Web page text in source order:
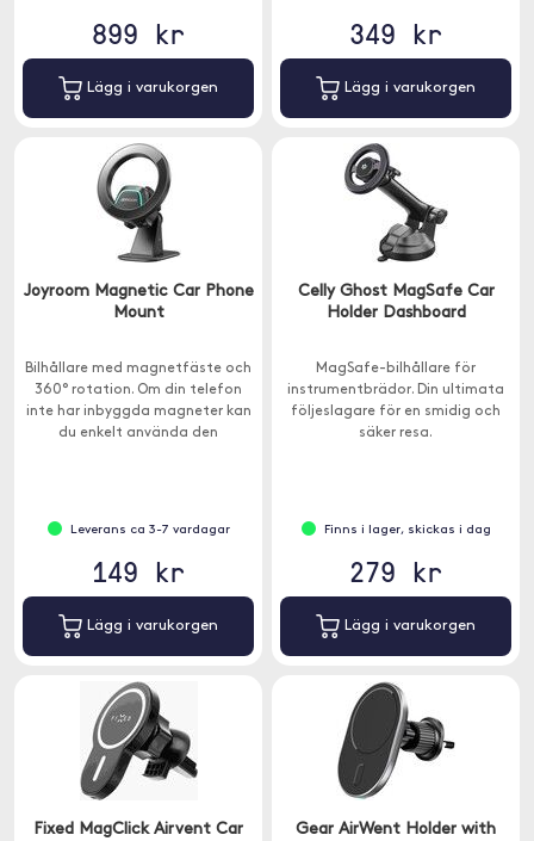
899 kr
Lägg i varukorgen
349 kr
Lägg i varukorgen
Joyroom Magnetic Car Phone
Mount
Bilhållare med magnetfäste och
360° rotation. Om din telefon
inte har inbyggda magneter kan
du enkelt använda den
Leverans ca 3-7 vardagar
149 kr
Lägg i varukorgen
Celly Ghost MagSafe Car
Holder Dashboard
MagSafe-bilhållare för
instrumentbrädor. Din ultimata
följeslagare för en smidig och
säker resa.
Finns i lager, skickas i dag
279 kr
Lägg i varukorgen
Fixed MagClick Airvent Car
Gear AirWent Holder with